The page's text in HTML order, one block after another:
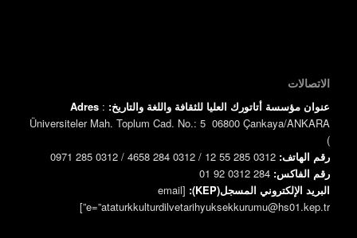
الاتصالات
عنوان مؤسسة أتاتورك العليا للثقافة واللغة والتاريخ:
Adres :
Üniversiteler Mah. Toplum Cad. No.: 5 06800 Çankaya/ANKARA
)
رقم الهاتف:
رقم الفاكس:
البريد الإلكتروني المسجل(KEP):
[email
e=”ataturkkulturdilvetarihyuksekkurumu@hs01.kep.tr”]